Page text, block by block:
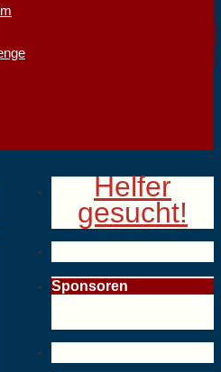
Helfer
gesucht!
Sponsoren